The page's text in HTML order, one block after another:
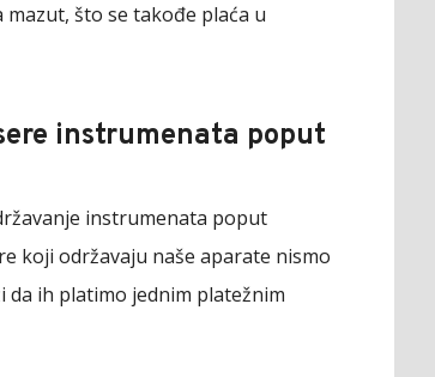
što se takođe plaća u
instrumenata poput
instrumenata poput
koji održavaju naše aparate nismo
da ih platimo jednim platežnim